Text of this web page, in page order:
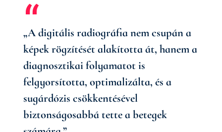
„A digitális radiográfia nem csupán a
képek rögzítését alakította át, hanem a
diagnosztikai folyamatot is
felgyorsította, optimalizálta, és a
sugárdózis csökkentésével
biztonságosabbá tette a betegek